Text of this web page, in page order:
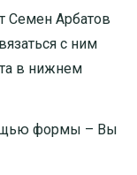
Семен Арбатов
с ним
в нижнем
формы – Вы